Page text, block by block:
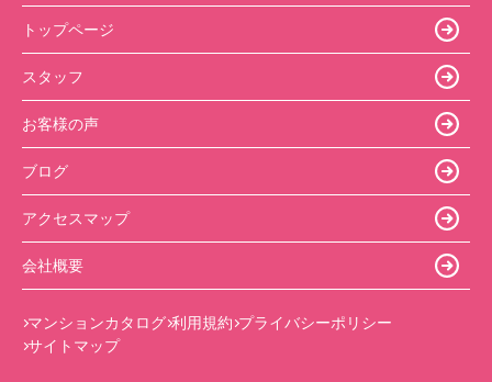
トップページ
スタッフ
お客様の声
ブログ
アクセスマップ
会社概要
マンションカタログ 利用規約 プライバシーポリシー
サイトマップ